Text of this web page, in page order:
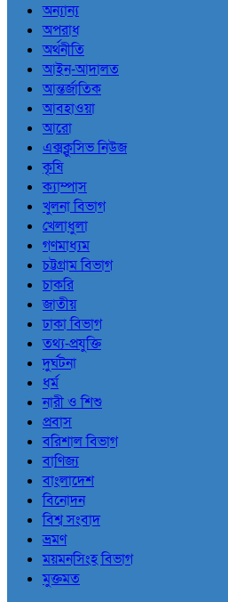
অন্যান্য
অপরাধ
অর্থনীতি
আইন-আদালত
আন্তর্জাতিক
আবহাওয়া
আরো
এক্সক্লুসিভ নিউজ
কৃষি
ক্যাম্পাস
খুলনা বিভাগ
খেলাধুলা
গণমাধ্যম
চট্টগ্রাম বিভাগ
চাকরি
জাতীয়
ঢাকা বিভাগ
তথ্য-প্রযুক্তি
দুর্ঘটনা
ধর্ম
নারী ও শিশু
প্রবাস
বরিশাল বিভাগ
বাণিজ্য
বাংলাদেশ
বিনোদন
বিশ্ব সংবাদ
ভ্রমণ
ময়মনসিংহ বিভাগ
মুক্তমত